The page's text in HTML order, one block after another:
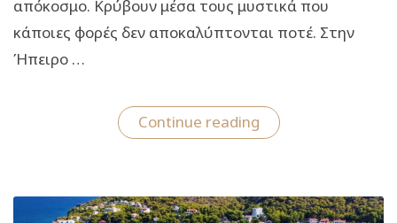
απόκοσμο. Κρύβουν μέσα τους μυστικά που
κάποιες φορές δεν αποκαλύπτονται ποτέ. Στην
Ήπειρο …
Continue reading“Δρακόλιμνη
Τύμφης:
τοπίο
που